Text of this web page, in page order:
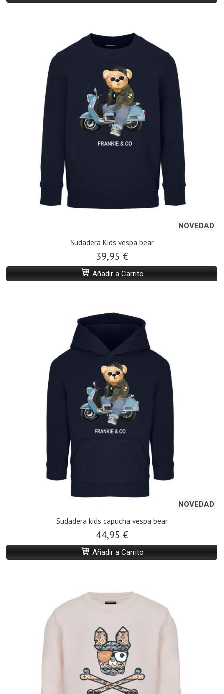
NOVEDAD
Sudadera Kids vespa bear
39,95 €
Añadir a Carrito
NOVEDAD
Sudadera kids capucha vespa bear
44,95 €
Añadir a Carrito